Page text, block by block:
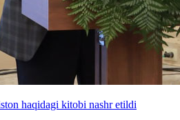
haqidagi kitobi nashr etildi